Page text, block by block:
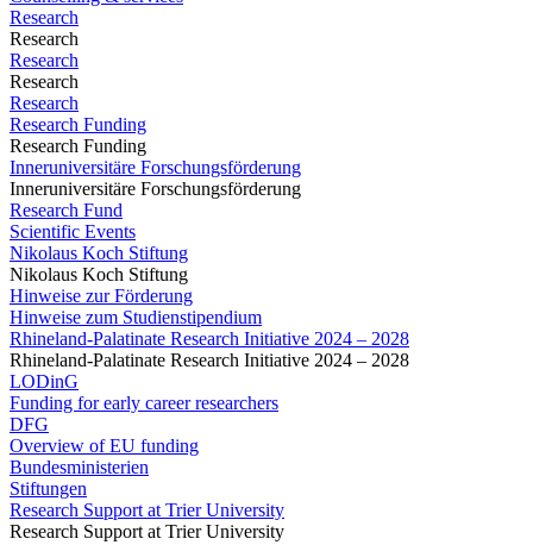
Research
Research
Research
Research
Research
Research Funding
Research Funding
Inneruniversitäre Forschungsförderung
Inneruniversitäre Forschungsförderung
Research Fund
Scientific Events
Nikolaus Koch Stiftung
Nikolaus Koch Stiftung
Hinweise zur Förderung
Hinweise zum Studienstipendium
Rhineland-Palatinate Research Initiative 2024 – 2028
Rhineland-Palatinate Research Initiative 2024 – 2028
LODinG
Funding for early career researchers
DFG
Overview of EU funding
Bundesministerien
Stiftungen
Research Support at Trier University
Research Support at Trier University